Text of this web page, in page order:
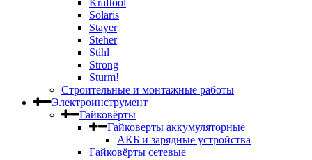
Kraftool
Solaris
Stayer
Steher
Stihl
Strong
Sturm!
Строительные и монтажные работы
Электроинструмент
Гайковёрты
Гайковерты аккумуляторные
АКБ и зарядные устройства
Гайковёрты сетевые